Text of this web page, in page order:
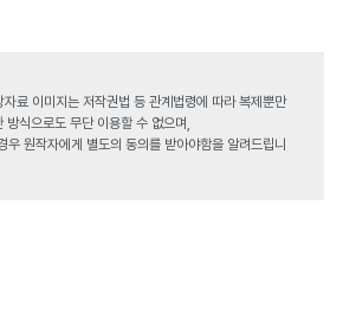
료 이미지는 저작권법 등 관계법령에 따라 복제뿐만
식으로도 무단 이용할 수 없으며,
우 원작자에게 별도의 동의를 받아야함을 알려드립니